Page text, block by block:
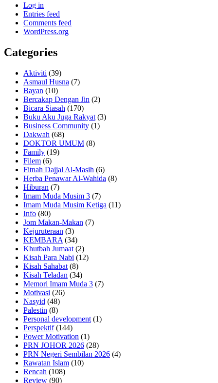
Log in
Entries feed
Comments feed
WordPress.org
Categories
Aktiviti (39)
Asmaul Husna (7)
Bayan (10)
Bercakap Dengan Jin (2)
Bicara Siasah (170)
Buku Aku Juga Rakyat (3)
Business Community (1)
Dakwah (68)
DOKTOR UMUM (8)
Family (19)
Filem (6)
Fitnah Dajjal Al-Masih (6)
Herba Penawar Al-Wahida (8)
Hiburan (7)
Imam Muda Musim 3 (7)
Imam Muda Musim Ketiga (11)
Info (80)
Jom Makan-Makan (7)
Kejuruteraan (3)
KEMBARA (34)
Khutbah Jumaat (2)
Kisah Para Nabi (12)
Kisah Sahabat (8)
Kisah Teladan (34)
Memori Imam Muda 3 (7)
Motivasi (26)
Nasyid (48)
Palestin (8)
Personal development (1)
Perspektif(144)
Power Motivation (1)
PRN JOHOR 2026 (28)
PRN Negeri Sembilan 2026 (4)
Rawatan Islam (10)
Rencah (108)
Review (90)